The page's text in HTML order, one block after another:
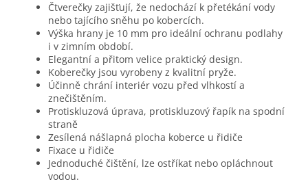
Čtverečky zajišťují, že nedochází k přetékání vody
nebo tajícího sněhu po kobercích.
Výška hrany je 10 mm pro ideální ochranu podlahy
i v zimním období.
Elegantní a přitom velice praktický design.
Koberečky jsou vyrobeny z kvalitní pryže.
Účinně chrání interiér vozu před vlhkostí a
znečištěním.
Protiskluzová úprava, protiskluzový řapík na spodní
straně
Zesílená nášlapná plocha koberce u řidiče
Fixace u řidiče
Jednoduché čištění, lze ostříkat nebo opláchnout
vodou.